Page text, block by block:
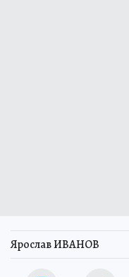
Ярослав ИВАНОВ